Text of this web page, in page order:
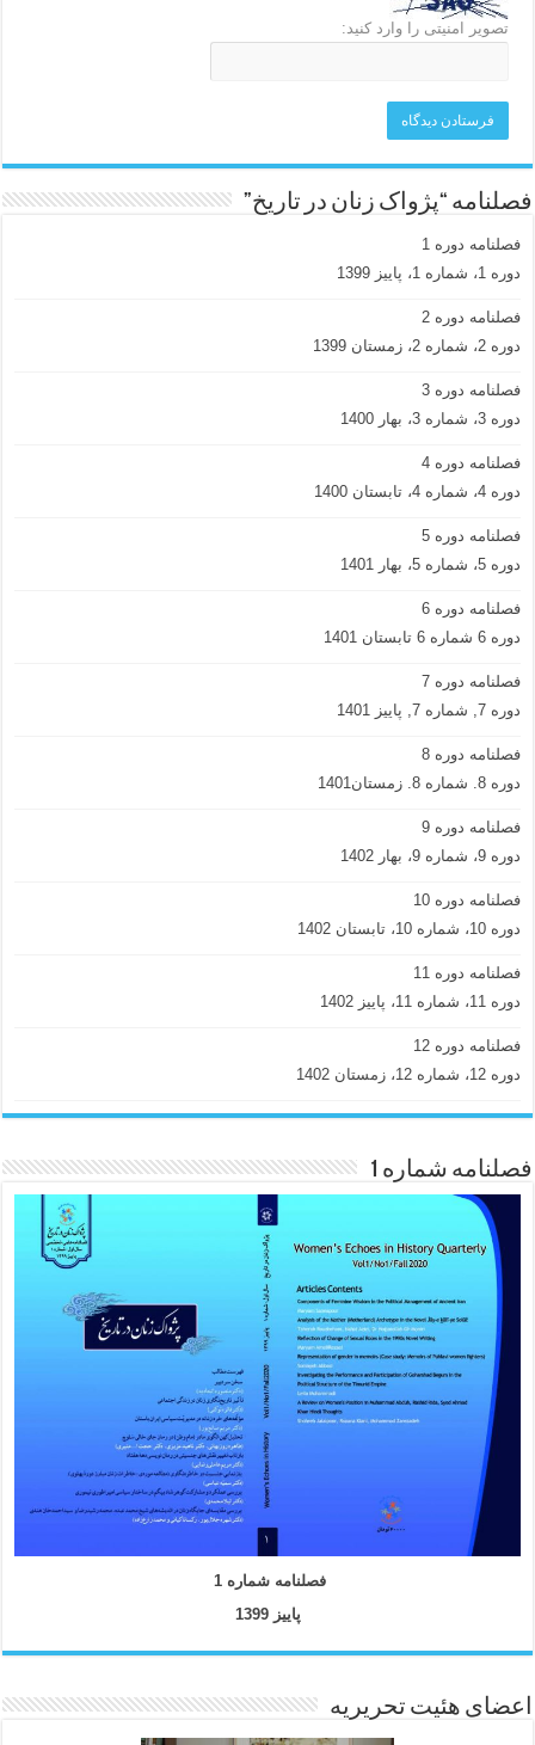
تصویر امنیتی را وارد کنید:
فصلنامه “پژواک زنان در تاریخ”
فصلنامه دوره 1
دوره 1، شماره 1، پاییز 1399
فصلنامه دوره 2
دوره 2، شماره 2، زمستان 1399
فصلنامه دوره 3
دوره 3، شماره 3، بهار 1400
فصلنامه دوره 4
دوره 4، شماره 4، تابستان 1400
فصلنامه دوره 5
دوره 5، شماره 5، بهار 1401
فصلنامه دوره 6
دوره 6 شماره 6 تابستان 1401
فصلنامه دوره 7
دوره 7, شماره 7, پاییز 1401
فصلنامه دوره 8
دوره 8. شماره 8. زمستان1401
فصلنامه دوره 9
دوره 9، شماره 9، بهار 1402
فصلنامه دوره 10
دوره 10، شماره 10، تابستان 1402
فصلنامه دوره 11
دوره 11، شماره 11، پاییز 1402
فصلنامه دوره 12
دوره 12، شماره 12، زمستان 1402
فصلنامه شماره 1
فصلنامه شماره 1
پاییز 1399
اعضای هئیت تحریریه